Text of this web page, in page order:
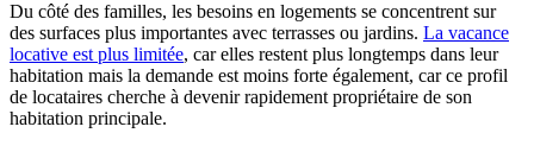
Du côté des familles, les besoins en logements se concentrent sur
des surfaces plus importantes avec terrasses ou jardins. La vacance
locative est plus limitée, car elles restent plus longtemps dans leur
habitation mais la demande est moins forte également, car ce profil
de locataires cherche à devenir rapidement propriétaire de son
habitation principale.